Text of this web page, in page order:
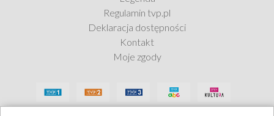
Regulamin tvp.pl
Deklaracja dostępności
Kontakt
Moje zgody